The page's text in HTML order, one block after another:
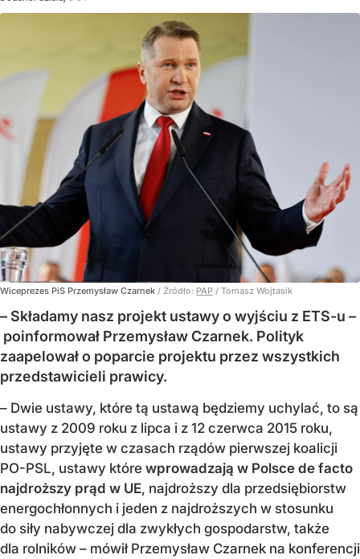
Wiceprezes PiS Przemysław Czarnek / Źródło: PAP / Tomasz Wojtasik
– Składamy nasz projekt ustawy o wyjściu z ETS-u –
poinformował Przemysław Czarnek. Polityk
zaapelował o poparcie projektu przez wszystkich
przedstawicieli prawicy.
– Dwie ustawy, które tą ustawą będziemy uchylać, to są
ustawy z 2009 roku z lipca i z 12 czerwca 2015 roku,
ustawy przyjęte w czasach rządów pierwszej koalicji
PO-PSL, ustawy które wprowadzają w Polsce de facto
najdroższy prąd w UE, najdroższy dla przedsiębiorstw
energochłonnych i jeden z najdroższych w stosunku
do siły nabywczej dla zwykłych gospodarstw, także
dla rolników – mówił Przemysław Czarnek na konferencji